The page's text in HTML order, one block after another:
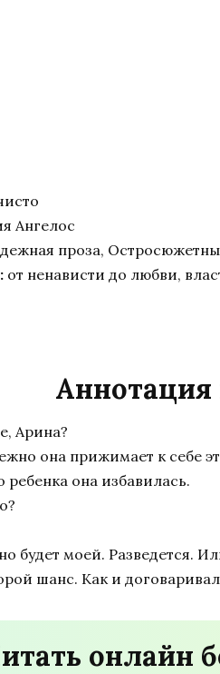
Ангелос
проза,
от ненависти до любви,
Аннотация
Арина?
она прижимает к себе
ребенка она избавилась.
будет моей. Разведется.
шанс. Как и
онлайн